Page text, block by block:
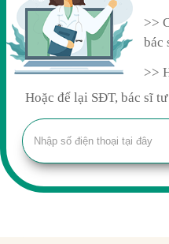
>>
bác
>>
Hoặc để lại SĐT, bác sĩ